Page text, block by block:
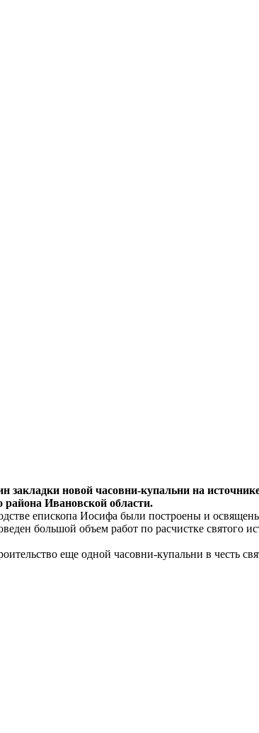
новой часовни-купальни на
Ивановской области.
епископа Иосифа были построены и
большой объем работ по расчистке святого
еще одной часовни-купальни в честь